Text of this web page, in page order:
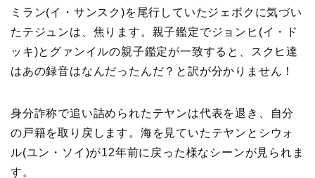
ミラン(イ・サンスク)を尾行していたジェボクに気づい
たテジュンは、焦ります。親子鑑定でジョンヒ(イ・ド
ッキ)とグァンイルの親子鑑定が一致すると、スクヒ達
はあの録音はなんだったんだ？と訳が分かりません！
身分詐称で追い詰められたテヤンは代表を退き、自分
の戸籍を取り戻します。海を見ていたテヤンとシウォ
ル(ユン・ソイ)が12年前に戻った様なシーンが見られま
す。